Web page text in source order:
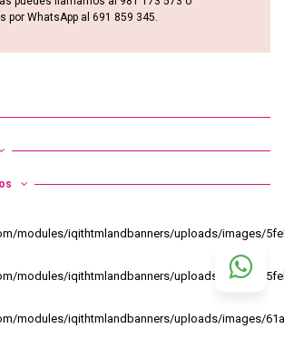
por WhatsApp al 691 859 345.